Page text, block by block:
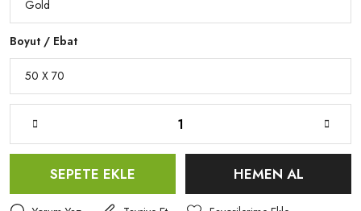
Boyut / Ebat
SEPETE EKLE HEMEN AL